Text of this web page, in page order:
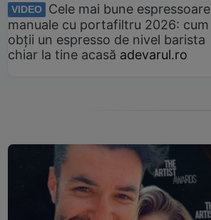
VIDEO
Cele mai bune espressoare
manuale cu portafiltru 2026: cum
obții un espresso de nivel barista
chiar la tine acasă adevarul.ro